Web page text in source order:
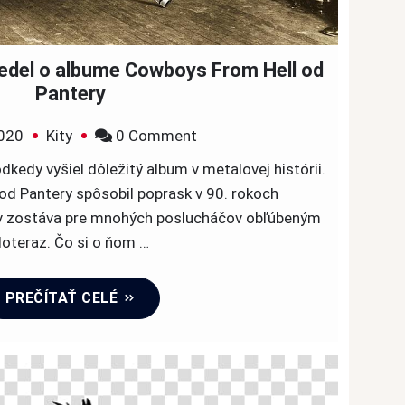
o albume Cowboys From Hell od
Pantery
Kity 0 Comment
From
Hell
vyšiel dôležitý album v metalovej histórii.
Pantery spôsobil poprask v 90. rokoch
pre mnohých poslucháčov obľúbeným
Čo si o ňom …
PREČÍTAŤ CELÉ